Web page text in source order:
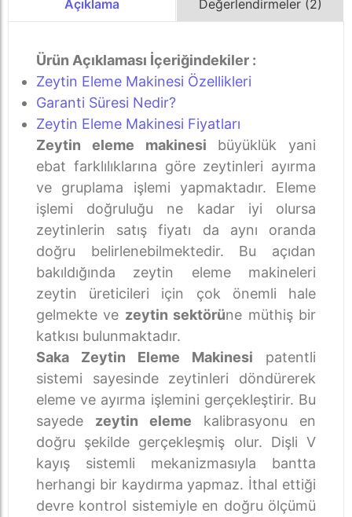
Açıklama Değerlendirmeler (2)
Ürün Açıklaması İçeriğindekiler :
Zeytin Eleme Makinesi Özellikleri
Garanti Süresi Nedir?
Zeytin Eleme Makinesi Fiyatları
Zeytin eleme makinesi büyüklük yani
ebat farklılıklarına göre zeytinleri ayırma
ve gruplama işlemi yapmaktadır. Eleme
işlemi doğruluğu ne kadar iyi olursa
zeytinlerin satış fiyatı da aynı oranda
doğru belirlenebilmektedir. Bu açıdan
bakıldığında zeytin eleme makineleri
zeytin üreticileri için çok önemli hale
gelmekte ve zeytin sektörüne müthiş bir
katkısı bulunmaktadır.
Saka Zeytin Eleme Makinesi patentli
sistemi sayesinde zeytinleri döndürerek
eleme ve ayırma işlemini gerçekleştirir. Bu
sayede zeytin eleme kalibrasyonu en
doğru şekilde gerçekleşmiş olur. Dişli V
kayış sistemli mekanizmasıyla bantta
herhangi bir kaydırma yapmaz. İthal ettiği
devre kontrol sistemiyle en doğru ölçümü